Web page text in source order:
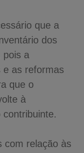
que a
dos
pois a
e as reformas
que o
à
com relação às